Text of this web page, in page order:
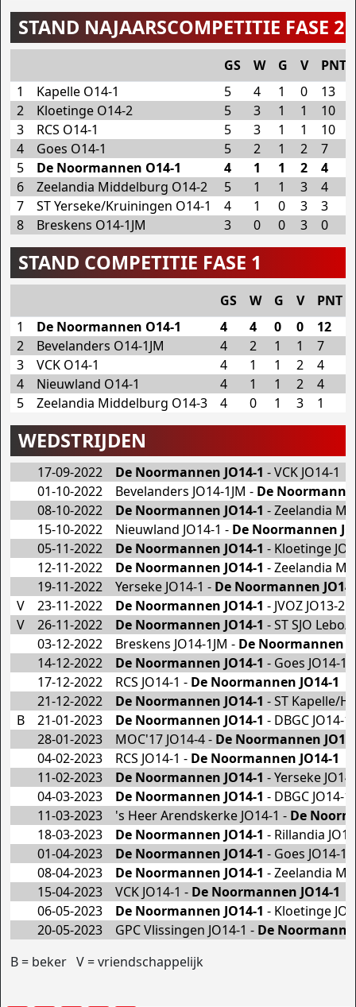
STAND NAJAARSCOMPETITIE FASE 2
GS W G V
PNT
1
Kapelle O14-1 5 4 1 0
13
2
Kloetinge O14-2 5 3 1 1
10
3
RCS O14-1 5 3 1 1
10
4
Goes O14-1 5 2 1 2
7
5
De Noormannen O14-1 4 1 1 2
4
6
Zeelandia Middelburg O14-2 5 1 1 3
4
7
ST Yerseke/Kruiningen O14-1 4 1 0 3
3
8
Breskens O14-1JM 3 0 0 3 0
STAND COMPETITIE FASE 1
GS W G V PNT
1
De Noormannen O14-1 4 4 0 0 12
2
Bevelanders O14-1JM 4 2 1 1 7
3
VCK O14-1 4 1 1 2 4
4
Nieuwland O14-1 4 1 1 2 4
5
Zeelandia Middelburg O14-3 4 0 1 3 1
WEDSTRIJDEN
17-09-2022 De Noormannen JO14-1 - VCK JO14-1
01-10-2022
Bevelanders JO14-1JM - De
08-10-2022
De Noormannen JO14-1 - Zeelandia
15-10-2022
Nieuwland JO14-1 - De Noormannen
05-11-2022
De Noormannen JO14-1 - Kloetinge
12-11-2022
De Noormannen JO14-1 - Zeelandia
19-11-2022
Yerseke JO14-1 - De Noormannen
V
23-11-2022 De Noormannen JO14-1 - JVOZ JO13-2
V
26-11-2022 De Noormannen JO14-1 - ST SJO
03-12-2022
Breskens JO14-1JM - De Noormannen
14-12-2022
De Noormannen JO14-1 - Goes JO14-1
17-12-2022
RCS JO14-1 - De Noormannen JO14-1
21-12-2022
De Noormannen JO14-1 - ST Kapelle/
B
21-01-2023 De Noormannen JO14-1 - DBGC JO14-1
28-01-2023
MOC'17 JO14-4 - De Noormannen
04-02-2023
RCS JO14-1 - De Noormannen JO14-1
11-02-2023
De Noormannen JO14-1 - Yerseke
04-03-2023
De Noormannen JO14-1 - DBGC JO14-1
11-03-2023
's Heer Arendskerke JO14-1 - De
18-03-2023
De Noormannen JO14-1 - Rillandia
01-04-2023
De Noormannen JO14-1 - Goes JO14-1
08-04-2023
De Noormannen JO14-1 - Zeelandia
15-04-2023
VCK JO14-1 - De Noormannen JO14-1
06-05-2023
De Noormannen JO14-1 - Kloetinge
20-05-2023
GPC Vlissingen JO14-1 - De
B = beker V = vriendschappelijk